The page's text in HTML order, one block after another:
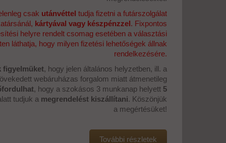
csak utánvéttel tudja fizetni a futárszolgálat
kártyával vagy készpénzzel . Fixpontos
helyre rendelt csomag esetében a választási
láthatja, hogy milyen fizetési lehetőségek állnak
rendelkezésére.
figyelmüket, hogy jelen általános helyzetben, ill. a
webáruházas forgalom miatt átmenetileg
, hogy a szokásos 3 munkanap helyett 5
tudjuk a megrendelést kiszállítani. Köszönjük
a megértésüket!
További részletek